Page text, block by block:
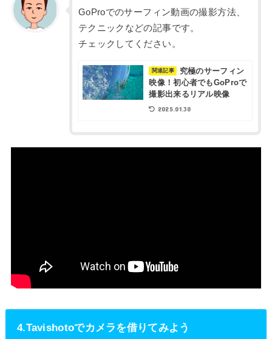
GoProでのサーフィン動画の撮影方法、
テクニックなどの記事です。
チェックしてください。
関連記事
究極のサーフィン
映像！初心者でもGoProで
撮影出来るリアル映像
2025.01.30
4.Tavishotoでカメラを借りてみよう